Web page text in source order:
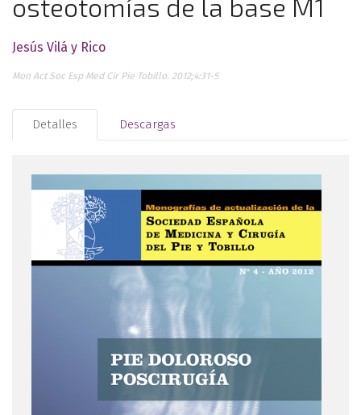
osteotomías de la base M1
Jesús Vilá y Rico
Mon Act Soc Esp Med Cir Pie Tobillo. 2012;4:31-5
Detalles Descargas